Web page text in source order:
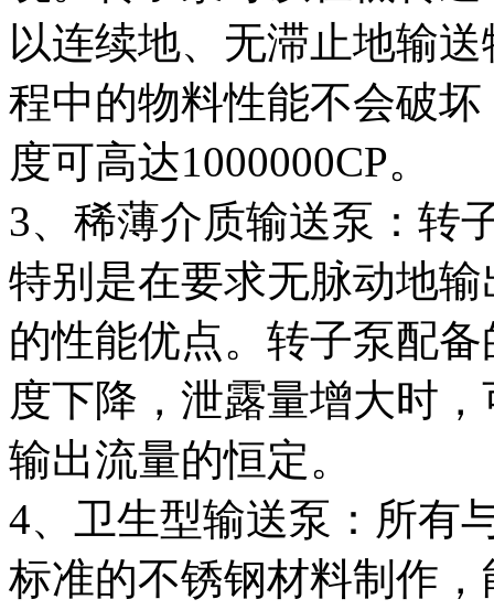
以连续地、无滞止地输
程中的物料性能不会破
度可高达1000000CP。
3、稀薄介质输送泵：转
特别是在要求无脉动地
的性能优点。转子泵配
度下降，泄露量增大时
输出流量的恒定。
4、卫生型输送泵：所有
标准的不锈钢材料制作